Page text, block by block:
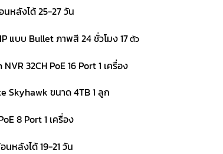
หลังได้ 25-27 วัน
แบบ Bullet ภาพสี 24 ชั่วโมง 17ตัว
32CH PoE 16 Port 1 เครื่อง
Skyhawk ขนาด 4TB 1 ลูก
8 Port 1 เครื่อง
นหลังได้ 19-21 วัน